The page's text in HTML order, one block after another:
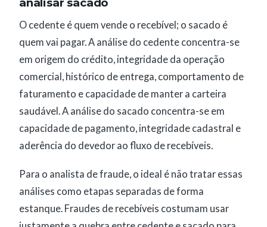
analisar sacado
O cedente é quem vende o recebível; o sacado é
quem vai pagar. A análise do cedente concentra-se
em origem do crédito, integridade da operação
comercial, histórico de entrega, comportamento de
faturamento e capacidade de manter a carteira
saudável. A análise do sacado concentra-se em
capacidade de pagamento, integridade cadastral e
aderência do devedor ao fluxo de recebíveis.
Para o analista de fraude, o ideal é não tratar essas
análises como etapas separadas de forma
estanque. Fraudes de recebíveis costumam usar